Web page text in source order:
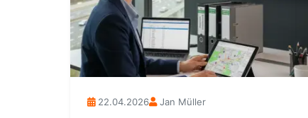
22.04.2026 Jan Müller